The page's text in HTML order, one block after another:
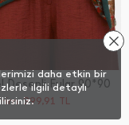
Desenli Fular 90*90
399,91 TL
daha etkin bir
ilgili detaylı